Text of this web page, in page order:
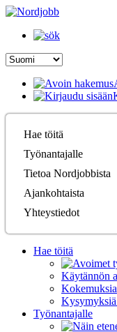
Hae töitä
Työnantajalle
Tietoa Nordjobbista
Ajankohtaista
Yhteystiedot
Hae töitä
Käytännön
Kokemuksia
Kysymyksiä
Työnantajalle